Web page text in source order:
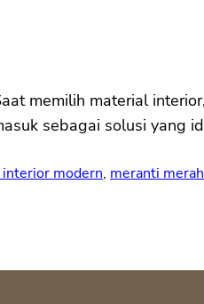
memilih material
sebagai solusi yang
interior modern, meranti